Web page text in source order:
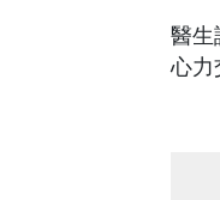
醫生
心力